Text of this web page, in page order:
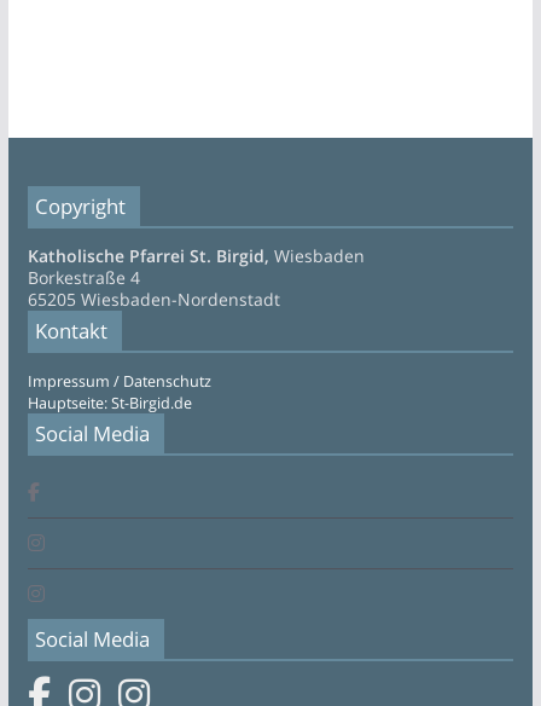
Copyright
Katholische Pfarrei St. Birgid, Wiesbaden
Borkestraße 4
65205 Wiesbaden-Nordenstadt
Kontakt
Impressum / Datenschutz
Hauptseite: St-Birgid.de
Social Media
Social Media